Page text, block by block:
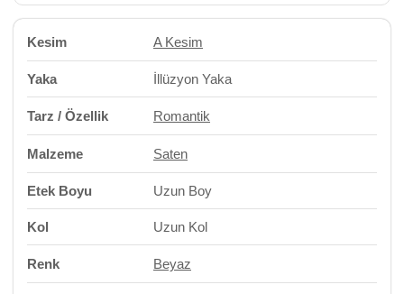
Kesim A Kesim
Yaka İllüzyon Yaka
Tarz / Özellik Romantik
Malzeme Saten
Etek Boyu Uzun Boy
Kol Uzun Kol
Renk Beyaz